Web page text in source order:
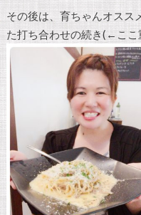
その後は、育ちゃんオスス
た打ち合わせの続き(←ここ